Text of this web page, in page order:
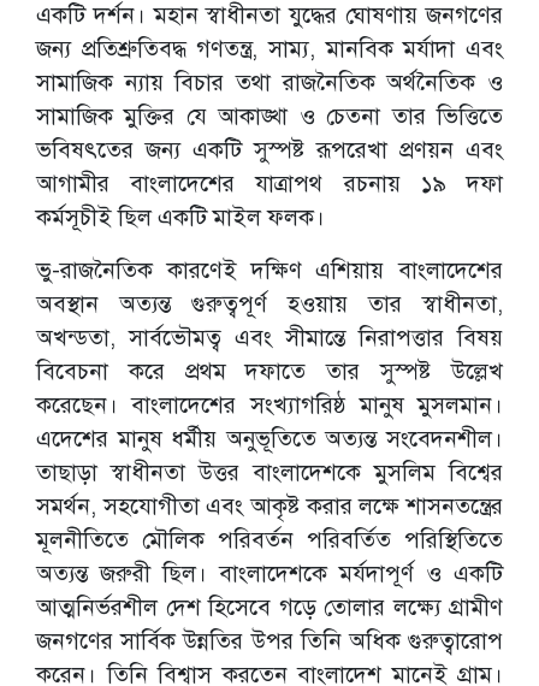
একটি দর্শন। মহান স্বাধীনতা যুদ্ধের ঘোষণায় জনগণের
জন্য প্রতিশ্রুতিবদ্ধ গণতন্ত্র, সাম্য, মানবিক মর্যাদা এবং
সামাজিক ন্যায় বিচার তথা রাজনৈতিক অর্থনৈতিক ও
সামাজিক মুক্তির যে আকাঙ্খা ও চেতনা তার ভিত্তিতে
ভবিষৎতের জন্য একটি সুস্পষ্ট রূপরেখা প্রণয়ন এবং
আগামীর বাংলাদেশের যাত্রাপথ রচনায় ১৯ দফা
কর্মসূচীই ছিল একটি মাইল ফলক।
ভু-রাজনৈতিক কারণেই দক্ষিণ এশিয়ায় বাংলাদেশের
অবস্থান অত্যন্ত গুরুত্বপূর্ণ হওয়ায় তার স্বাধীনতা,
অখন্ডতা, সার্বভৌমত্ব এবং সীমান্তে নিরাপত্তার বিষয়
বিবেচনা করে প্রথম দফাতে তার সুস্পষ্ট উল্লেখ
করেছেন। বাংলাদেশের সংখ্যাগরিষ্ঠ মানুষ মুসলমান।
এদেশের মানুষ ধর্মীয় অনুভূতিতে অত্যন্ত সংবেদনশীল।
তাছাড়া স্বাধীনতা উত্তর বাংলাদেশকে মুসলিম বিশ্বের
সমর্থন, সহযোগীতা এবং আকৃষ্ট করার লক্ষে শাসনতন্ত্রের
মূলনীতিতে মৌলিক পরিবর্তন পরিবর্তিত পরিস্থিতিতে
অত্যন্ত জরুরী ছিল। বাংলাদেশকে মর্যদাপূর্ণ ও একটি
আত্মনির্ভরশীল দেশ হিসেবে গড়ে তোলার লক্ষ্যে গ্রামীণ
জনগণের সার্বিক উন্নতির উপর তিনি অধিক গুরুত্বারোপ
করেন। তিনি বিশ্বাস করতেন বাংলাদেশ মানেই গ্রাম।